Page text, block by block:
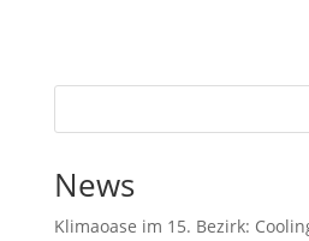
News
Klimaoase im 15. Bezirk: